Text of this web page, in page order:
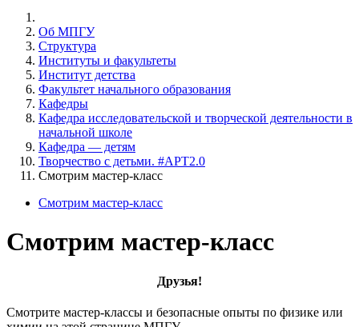
Об МПГУ
Структура
Институты и факультеты
Институт детства
Факультет начального образования
Кафедры
Кафедра исследовательской и творческой деятельности в
начальной школе
Кафедра — детям
Творчество с детьми. #АРТ2.0
Смотрим мастер-класс
Смотрим мастер-класс
Смотрим мастер-класс
Друзья!
Смотрите мастер-классы и безопасные опыты по физике или